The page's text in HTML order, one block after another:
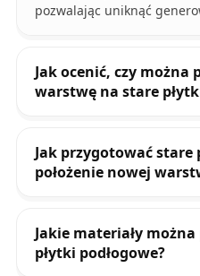
pozwalając uniknąć
Jak ocenić, czy można
warstwę na stare
Jak przygotować stare
położenie nowej
Jakie materiały można
płytki podłogowe?